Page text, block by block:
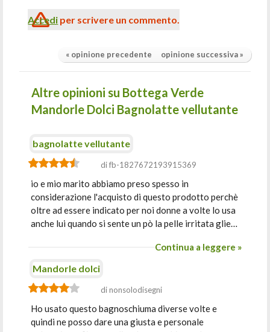
Accedi per scrivere un commento.
« opinione precedente opinione successiva »
Altre opinioni su Bottega Verde
Mandorle Dolci Bagnolatte vellutante
bagnolatte vellutante
di fb-1827672193915369
io e mio marito abbiamo preso spesso in
considerazione l'acquisto di questo prodotto perchè
oltre ad essere indicato per noi donne a volte lo usa
anche lui quando si sente un pò la pelle irritata glie…
Continua a leggere »
Mandorle dolci
di nonsolodisegni
Ho usato questo bagnoschiuma diverse volte e
quindi ne posso dare una giusta e personale